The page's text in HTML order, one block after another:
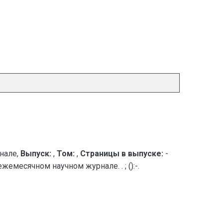
Выпуск: , Том: , Страницы в выпуске: -
научном журнале. . ; ():-.